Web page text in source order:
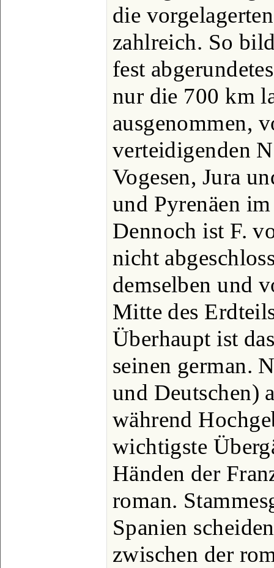
die
zahlreich. So
fest
nur die 700 km
ausgenommen,
verteidigenden
Vogesen, Jura
und Pyrenäen
Dennoch ist F.
nicht
demselben und
Mitte des
Überhaupt ist
seinen german.
und Deutschen)
während
wichtigste
Händen der
roman.
Spanien
zwischen der